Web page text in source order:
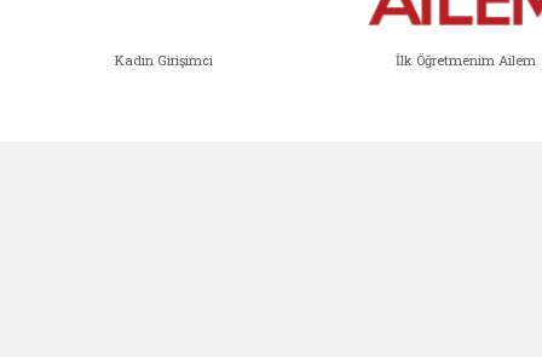
Kadın Girişimci İlk Öğretmenim Ailem